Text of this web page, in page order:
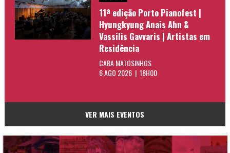
11ª edição Porto Pianofest |
Hyungkyung Anais Ahn &
Vassilis Gavvaris | Artistas em
Residência
CARA MATOSINHOS
6 AGO 2026 | 18H00
VER MAIS EVENTOS